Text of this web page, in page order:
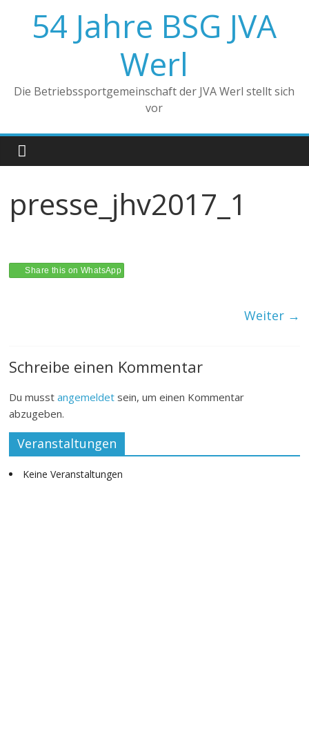
springen54 Jahre BSG JVA
Werl
Die Betriebssportgemeinschaft der JVA Werl stellt sich
vor
presse_jhv2017_1
Share this on WhatsApp
Weiter →
Schreibe einen Kommentar
Du musstangemeldet sein, um einen Kommentar
abzugeben.
Veranstaltungen
Keine Veranstaltungen